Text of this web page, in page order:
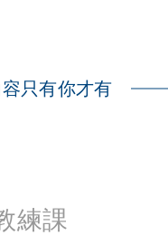
只有你才有
練課